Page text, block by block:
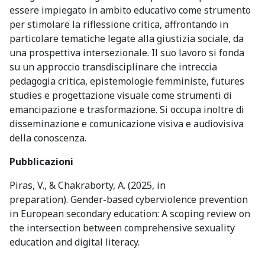
essere impiegato in ambito educativo come strumento
per stimolare la riflessione critica, affrontando in
particolare tematiche legate alla giustizia sociale, da
una prospettiva intersezionale. Il suo lavoro si fonda
su un approccio transdisciplinare che intreccia
pedagogia critica, epistemologie femministe, futures
studies e progettazione visuale come strumenti di
emancipazione e trasformazione. Si occupa inoltre di
disseminazione e comunicazione visiva e audiovisiva
della conoscenza.
Pubblicazioni
Piras, V., & Chakraborty, A. (2025, in
preparation). Gender-based cyberviolence prevention
in European secondary education: A scoping review on
the intersection between comprehensive sexuality
education and digital literacy.